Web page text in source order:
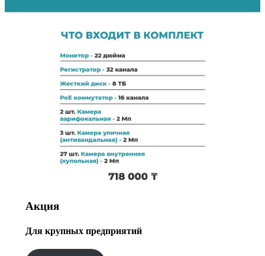
Акция
Для крупных предприятий